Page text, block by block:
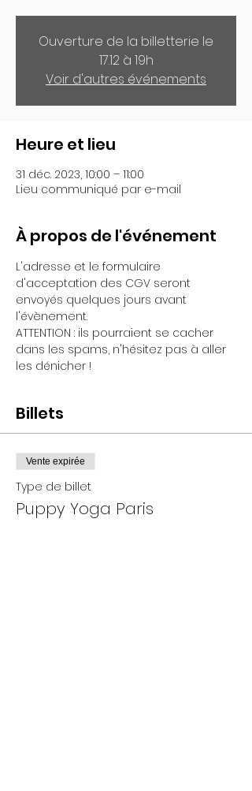
Ouverture de la billetterie le
17.12 à 19h
Voir d'autres événements
Heure et lieu
31 déc. 2023, 10:00 – 11:00
Lieu communiqué par e-mail
À propos de l'événement
L'adresse et le formulaire
d'acceptation des CGV seront
envoyés quelques jours avant
l'évènement.
ATTENTION : ils pourraient se cacher
dans les spams, n'hésitez pas à aller
les dénicher !
Billets
Vente expirée
Type de billet
Puppy Yoga Paris